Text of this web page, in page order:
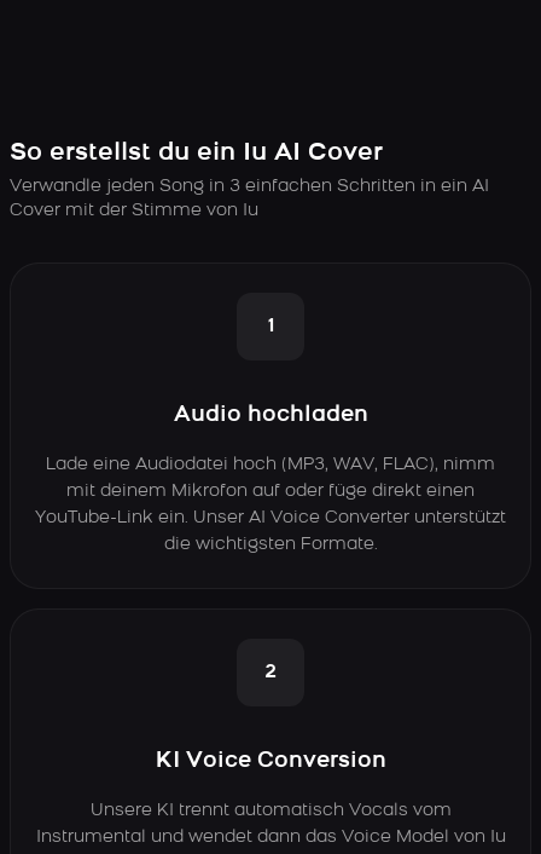
So erstellst du ein Iu AI Cover
Verwandle jeden Song in 3 einfachen Schritten in ein AI
Cover mit der Stimme von Iu
1
Audio hochladen
Lade eine Audiodatei hoch (MP3, WAV, FLAC), nimm
mit deinem Mikrofon auf oder füge direkt einen
YouTube-Link ein. Unser AI Voice Converter unterstützt
die wichtigsten Formate.
2
KI Voice Conversion
Unsere KI trennt automatisch Vocals vom
Instrumental und wendet dann das Voice Model von Iu